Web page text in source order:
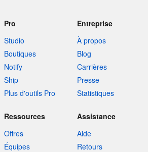
Pro
Studio
Boutiques
Notify
Ship
Plus d'outils Pro
Entreprise
À propos
Blog
Carrières
Presse
Statistiques
Ressources
Offres
Équipes
Assistance
Aide
Retours